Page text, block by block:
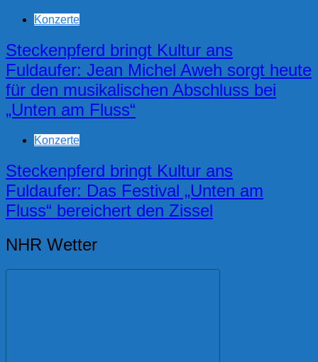
Konzerte
Steckenpferd bringt Kultur ans
Fuldaufer: Jean Michel Aweh sorgt heute
für den musikalischen Abschluss bei
„Unten am Fluss“
Konzerte
Steckenpferd bringt Kultur ans
Fuldaufer: Das Festival „Unten am
Fluss“ bereichert den Zissel
NHR Wetter